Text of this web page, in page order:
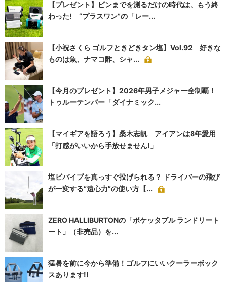
【プレゼント】ピンまでを測るだけの時代は、もう終
わった! “プラスワン”の「レー...
【小祝さくら ゴルフときどきタン塩】Vol.92 好きな
ものは魚、ナマコ酢、シャ...
【今月のプレゼント】2026年男子メジャー全制覇！
トゥルーテンパー「ダイナミック...
【マイギアを語ろう】桑木志帆 アイアンは8年愛用
「打感がいいから手放せません!」
塩ビパイプを真っすぐ投げられる？ ドライバーの飛び
が一変する“遠心力”の使い方【...
ZERO HALLIBURTONの「ポケッタブル ランドリート
ート」（非売品）を...
猛暑を前に今から準備！ゴルフにいいクーラーボック
スあります!!